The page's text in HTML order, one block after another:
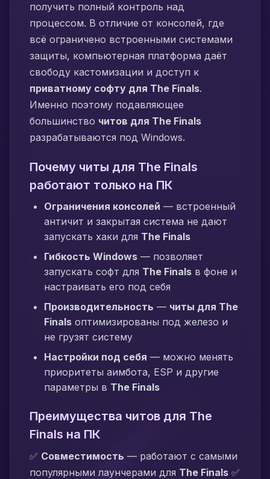
получить полный контроль над
процессом. В отличие от консолей, где
всё ограничено встроенными системами
защиты, компьютерная платформа даёт
свободу кастомизации и доступ к
приватному софту для The Finals.
Именно поэтому подавляющее
большинство читов для The Finals
разрабатываются под Windows.
Почему читы для The Finals
работают только на ПК
Ограничения консолей — встроенный
античит и закрытая система не дают
запускать хаки для The Finals
Гибкость Windows — позволяет
запускать софт для The Finals в фоне и
настраивать его под себя
Производительность — читы для The
Finals оптимизированы под железо и
не грузят систему
Настройки под себя — можно менять
приоритеты аимбота, ESP и другие
параметры в The Finals
Преимущества читов для The
Finals на ПК
✅ Совместимость — работают с самыми
популярными лаунчерами для The Finals ✅